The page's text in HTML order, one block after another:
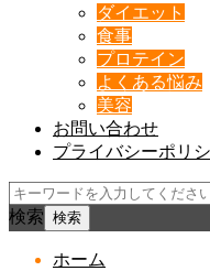
ダイエット
食事
プロテイン
よくある悩み
美容
お問い合わせ
プライバシーポリ
検索
ホーム